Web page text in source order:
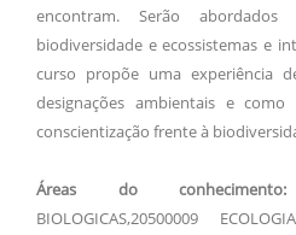
encontram. Serão
biodiversidade e ecossistemas e
curso propõe uma experiência
designações ambientais e
conscientização frente à
Áreas do
BIOLOGICAS,20500009